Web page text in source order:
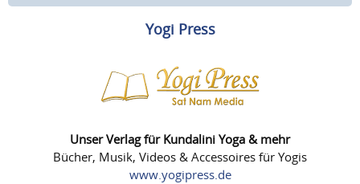
Yogi Press
Unser Verlag für Kundalini Yoga & mehr
Bücher, Musik, Videos & Accessoires für Yogis
www.yogipress.de